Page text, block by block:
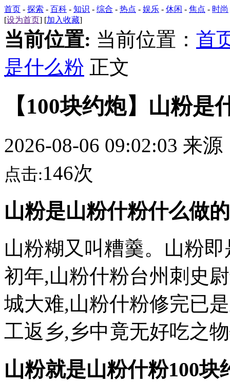
首页 - 探索 - 百科 - 知识 - 综合 - 热点 - 娱乐 - 休闲 - 焦点 - 时尚
[设为首页] [加入收藏]
当前位置: 当前位置： 首
是什么粉 正文
【100块约炮】山粉是
2026-08-06 09:02:03 来源
点击:146次
山粉是山粉什粉什么做
山粉糊又叫糟羹。山粉
初年,山粉什粉台州刺史
城大难,山粉什粉修完已
工返乡,乡中竟无好吃之
山粉就是山粉什粉100块